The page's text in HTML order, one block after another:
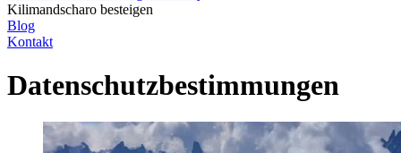
Kilimandscharo besteigen
Blog
Kontakt
Datenschutzbestimmungen